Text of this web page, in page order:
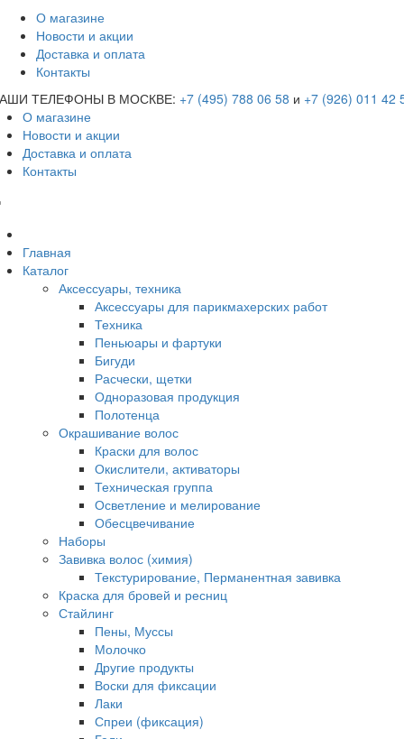
О магазине
Новости и акции
Доставка и оплата
Контакты
ТЕЛЕФОНЫ В МОСКВЕ: +7 (495) 788 06 58 и +7 (926) 011 42
О магазине
Новости и акции
Доставка и оплата
Контакты
Главная
Каталог
Аксессуары, техника
Аксессуары для парикмахерских работ
Техника
Пеньюары и фартуки
Бигуди
Расчески, щетки
Одноразовая продукция
Полотенца
Окрашивание волос
Краски для волос
Окислители, активаторы
Техническая группа
Осветление и мелирование
Обесцвечивание
Наборы
Завивка волос (химия)
Текстурирование, Перманентная завивка
Краска для бровей и ресниц
Стайлинг
Пены, Муссы
Молочко
Другие продукты
Воски для фиксации
Лаки
Спреи (фиксация)